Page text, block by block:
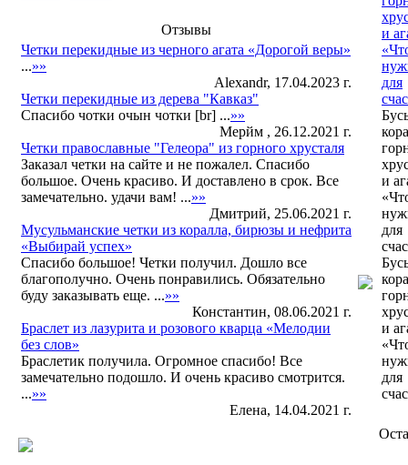
Отзывы
Четки перекидные из черного агата «Дорогой веры»
...»»
Alexandr, 17.04.2023 г.
Четки перекидные из дерева "Кавказ"
Спасибо чотки очын чотки [br] ...»»
Мерйм , 26.12.2021 г.
Четки православные "Гелеора" из горного хрусталя
Заказал четки на сайте и не пожалел. Спасибо
большое. Очень красиво. И доставлено в срок. Все
замечательно. удачи вам! ...»»
Дмитрий, 25.06.2021 г.
Мусульманские четки из коралла, бирюзы и нефрита
«Выбирай успех»
Спасибо большое! Четки получил. Дошло все
благополучно. Очень понравились. Обязательно
буду заказывать еще. ...»»
Константин, 08.06.2021 г.
Браслет из лазурита и розового кварца «Мелодии
без слов»
Браслетик получила. Огромное спасибо! Все
замечательно подошло. И очень красиво смотрится.
...»»
Елена, 14.04.2021 г.
и
для
и
для